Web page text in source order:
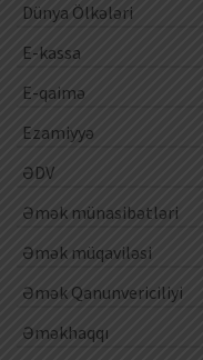
Dünya Ölkələri
E-kassa
E-qaimə
Ezamiyyə
ƏDV
Əmək münasibətləri
Əmək müqaviləsi
Əmək Qanunvericiliyi
Əməkhaqqı